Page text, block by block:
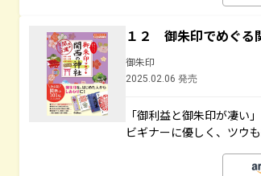
１２ 御朱印でめぐ
御朱印
2025.02.06 発売
「御利益と御朱印が凄い
ビギナーに優しく、ツウも